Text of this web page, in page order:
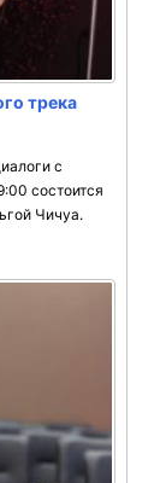
трека
с
состоится
Чичуа.